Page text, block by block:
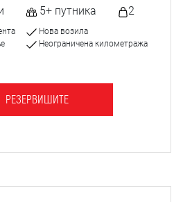
5+ путника 2
Нова возила
Неограничена километража
РЕЗЕРВИШИТЕ